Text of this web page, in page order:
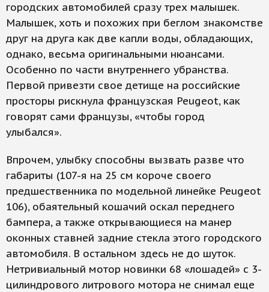
городских автомобилей сразу трех малышек.
Малышек, хоть и похожих при беглом знакомстве
друг на друга как две капли воды, обладающих,
однако, весьма оригинальными нюансами.
Особенно по части внутреннего убранства.
Первой привезти свое детище на российские
просторы рискнула французская Peugeot, как
говорят сами французы, «чтобы город
улыбался».
Впрочем, улыбку способны вызвать разве что
габариты (107-я на 25 см короче своего
предшественника по модельной линейке Peugeot
106), обаятельный кошачий оскал переднего
бампера, а также открывающиеся на манер
оконных ставней задние стекла этого городского
автомобиля. В остальном здесь не до шуток.
Нетривиальный мотор новинки 68 «лошадей» с 3-
цилиндрового литрового мотора не снимал еще